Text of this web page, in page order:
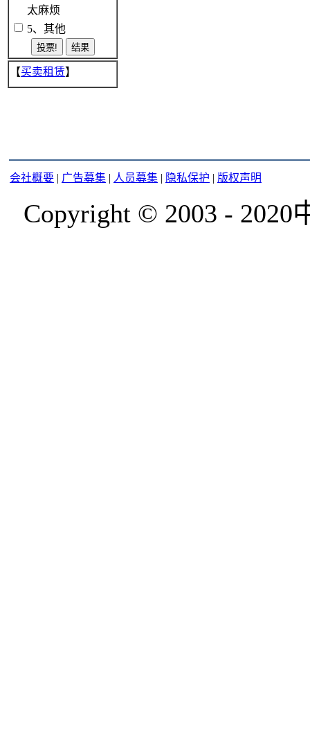
太麻烦
5、其他
【买卖租赁】
会社概要 | 广告募集 | 人员募集 | 隐私保护 | 版权声明
Copyright © 2003 -